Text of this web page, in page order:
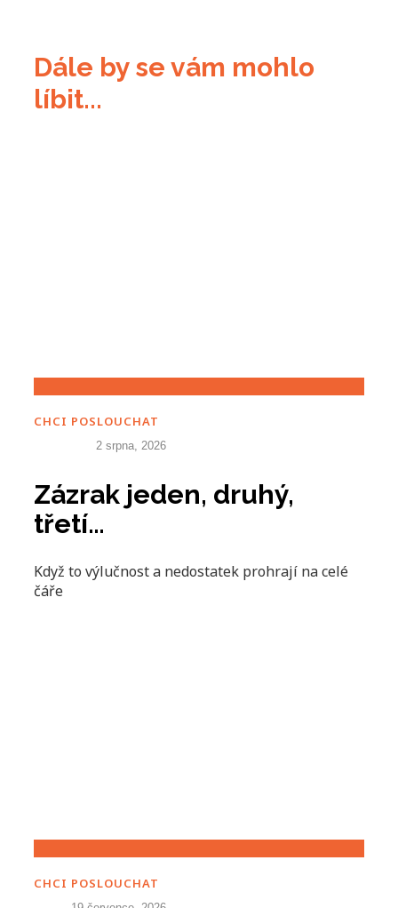
Dále by se vám mohlo
líbit...
CHCI POSLOUCHAT
2 srpna, 2026
Zázrak jeden, druhý,
třetí…
Když to výlučnost a nedostatek prohrají na celé
čáře
CHCI POSLOUCHAT